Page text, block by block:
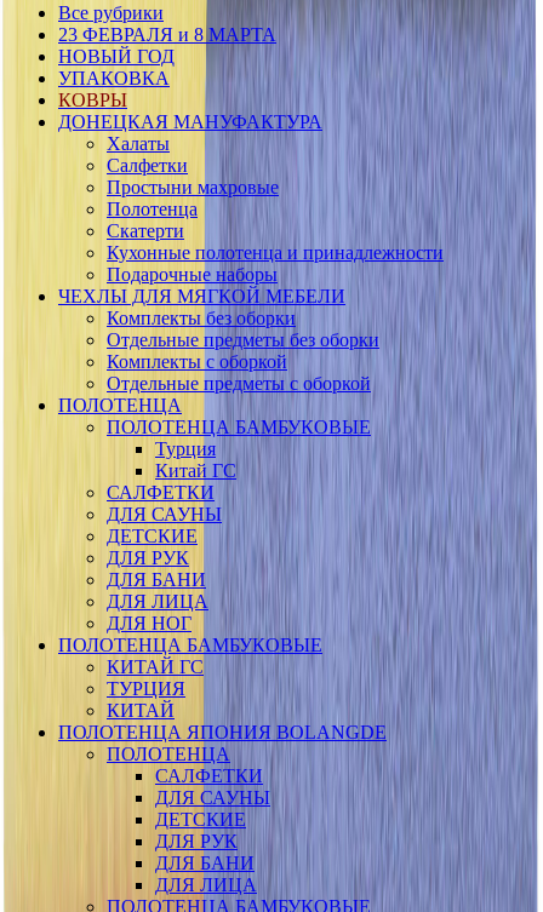
Все рубрики
23 ФЕВРАЛЯ и 8 МАРТА
НОВЫЙ ГОД
УПАКОВКА
КОВРЫ
ДОНЕЦКАЯ МАНУФАКТУРА
Халаты
Салфетки
Простыни махровые
Полотенца
Скатерти
Кухонные полотенца и принадлежности
Подарочные наборы
ЧЕХЛЫ ДЛЯ МЯГКОЙ МЕБЕЛИ
Комплекты без оборки
Отдельные предметы без оборки
Комплекты с оборкой
Отдельные предметы с оборкой
ПОЛОТЕНЦА
ПОЛОТЕНЦА БАМБУКОВЫЕ
Турция
Китай ГС
САЛФЕТКИ
ДЛЯ САУНЫ
ДЕТСКИЕ
ДЛЯ РУК
ДЛЯ БАНИ
ДЛЯ ЛИЦА
ДЛЯ НОГ
ПОЛОТЕНЦА БАМБУКОВЫЕ
КИТАЙ ГС
ТУРЦИЯ
КИТАЙ
ПОЛОТЕНЦА ЯПОНИЯ BOLANGDE
ПОЛОТЕНЦА
САЛФЕТКИ
ДЛЯ САУНЫ
ДЕТСКИЕ
ДЛЯ РУК
ДЛЯ БАНИ
ДЛЯ ЛИЦА
ПОЛОТЕНЦА БАМБУКОВЫЕ